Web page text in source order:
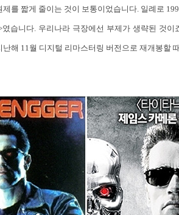
를 짧게 줄이는 것이 보통이었습니다. 일례로
였습니다. 우리나라 극장에선 부제가 생략된 것
해 11월 디지털 리마스터링 버전으로 재개봉할